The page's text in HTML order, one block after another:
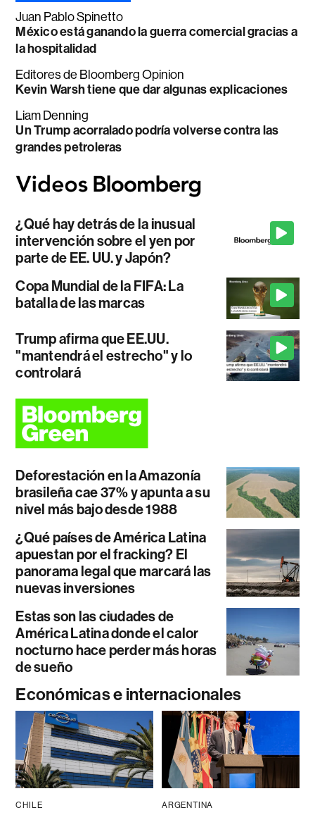
Juan Pablo Spinetto
México está ganando la guerra comercial gracias a
la hospitalidad
Editores de Bloomberg Opinion
Kevin Warsh tiene que dar algunas explicaciones
Liam Denning
Un Trump acorralado podría volverse contra las
grandes petroleras
¿Qué hay detrás de la inusual
intervención sobre el yen por
parte de EE. UU. y Japón?
Copa Mundial de la FIFA: La
batalla de las marcas
Trump afirma que EE.UU.
"mantendrá el estrecho" y lo
controlará
Deforestación en la Amazonía
brasileña cae 37% y apunta a su
nivel más bajo desde 1988
¿Qué países de América Latina
apuestan por el fracking? El
panorama legal que marcará las
nuevas inversiones
Estas son las ciudades de
América Latina donde el calor
nocturno hace perder más horas
de sueño
Económicas e internacionales
CHILE ARGENTINA